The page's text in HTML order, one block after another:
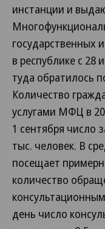
инстанции и
государственных
в республике с 28
туда обратилось
Количество
услугами МФЦ в
1 сентября число
тыс. человек. В
посещает
количество
день число